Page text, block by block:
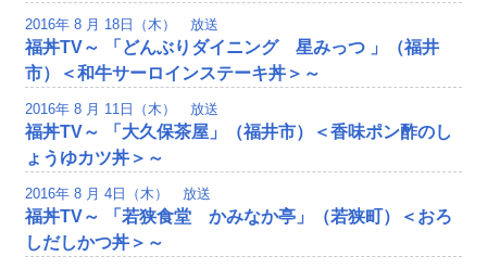
2016年 8 月 18日（木） 放送
福丼TV～ 「どんぶりダイニング 星みっつ 」（福井
市）＜和牛サーロインステーキ丼＞～
2016年 8 月 11日（木） 放送
福丼TV～ 「大久保茶屋」（福井市）＜香味ポン酢のし
ょうゆカツ丼＞～
2016年 8 月 4日（木） 放送
福丼TV～ 「若狭食堂 かみなか亭」（若狭町）＜おろ
しだしかつ丼＞～